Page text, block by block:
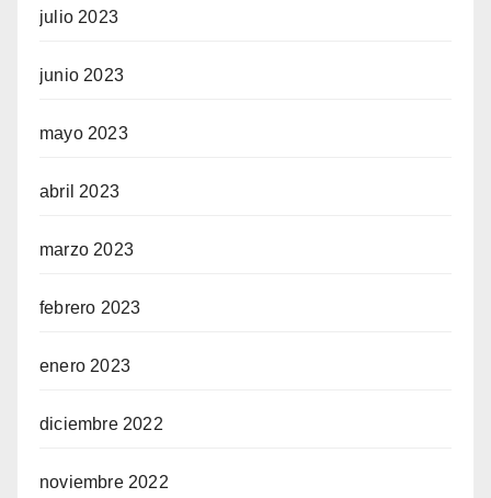
julio 2023
junio 2023
mayo 2023
abril 2023
marzo 2023
febrero 2023
enero 2023
diciembre 2022
noviembre 2022